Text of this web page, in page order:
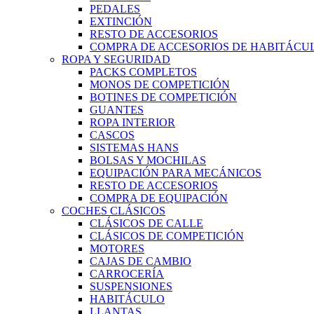
PEDALES
EXTINCIÓN
RESTO DE ACCESORIOS
COMPRA DE ACCESORIOS DE
ROPA Y SEGURIDAD
PACKS COMPLETOS
MONOS DE COMPETICIÓN
BOTINES DE COMPETICIÓN
GUANTES
ROPA INTERIOR
CASCOS
SISTEMAS HANS
BOLSAS Y MOCHILAS
EQUIPACIÓN PARA MECÁNICOS
RESTO DE ACCESORIOS
COMPRA DE EQUIPACIÓN
COCHES CLÁSICOS
CLÁSICOS DE CALLE
CLÁSICOS DE COMPETICIÓN
MOTORES
CAJAS DE CAMBIO
CARROCERÍA
SUSPENSIONES
HABITÁCULO
LLANTAS